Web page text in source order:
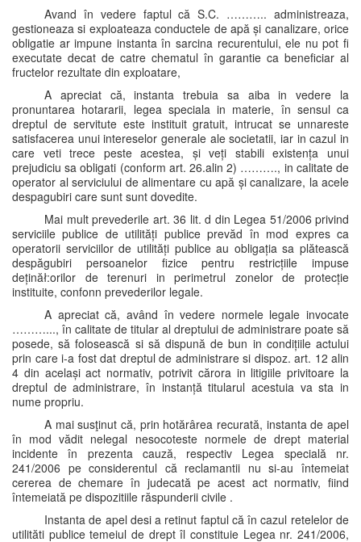
Avand în vedere faptul că S.C. ……….. administreaza,
gestioneaza si exploateaza conductele de apă și canalizare, orice
obligatie ar impune instanta în sarcina recurentului, ele nu pot fi
executate decat de catre chematul în garantie ca beneficiar al
fructelor rezultate din exploatare,
A apreciat că, instanta trebuia sa aiba in vedere la
pronuntarea hotararii, legea speciala in materie, în sensul ca
dreptul de servitute este instituit gratuit, intrucat se unnareste
satisfacerea unui intereselor generale ale societatii, iar in cazul in
care veti trece peste acestea, și veți stabili existența unui
prejudiciu sa obligati (conform art. 26.alin 2) ………., in calitate de
operator al serviciului de alimentare cu apă și canalizare, la acele
despagubiri care sunt sunt dovedite.
Mai mult prevederile art. 36 lit. d din Legea 51/2006 privind
serviciile publice de utilități publice prevăd în mod expres ca
operatorii serviciilor de utilități publice au obligația sa plătească
despăgubiri persoanelor fizice pentru restricțiile impuse
deținăł:orilor de terenuri in perimetrul zonelor de protecție
instituite, confonn prevederilor legale.
A apreciat că, având în vedere normele legale invocate
………..., în calitate de titular al dreptului de administrare poate să
posede, să folosească si să dispună de bun in condițiile actului
prin care i-a fost dat dreptul de administrare si dispoz. art. 12 alin
4 din același act normativ, potrivit cărora in litigiile privitoare la
dreptul de administrare, în instanță titularul acestuia va sta in
nume propriu.
A mai susţinut că, prin hotărârea recurată, instanta de apel
în mod vădit nelegal nesocoteste normele de drept material
incidente în prezenta cauză, respectiv Legea specială nr.
241/2006 pe considerentul că reclamantii nu si-au întemeiat
cererea de chemare în judecată pe acest act normativ, fiind
întemeiată pe dispozitiile răspunderii civile .
Instanta de apel desi a retinut faptul că în cazul retelelor de
utilităti publice temeiul de drept îl constituie Legea nr. 241/2006,